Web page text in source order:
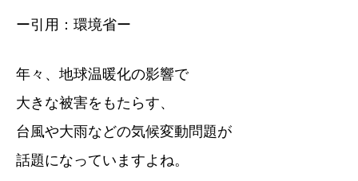
ー引用：環境省ー
年々、地球温暖化の影響で
大きな被害をもたらす、
台風や大雨などの気候変動問題が
話題になっていますよね。